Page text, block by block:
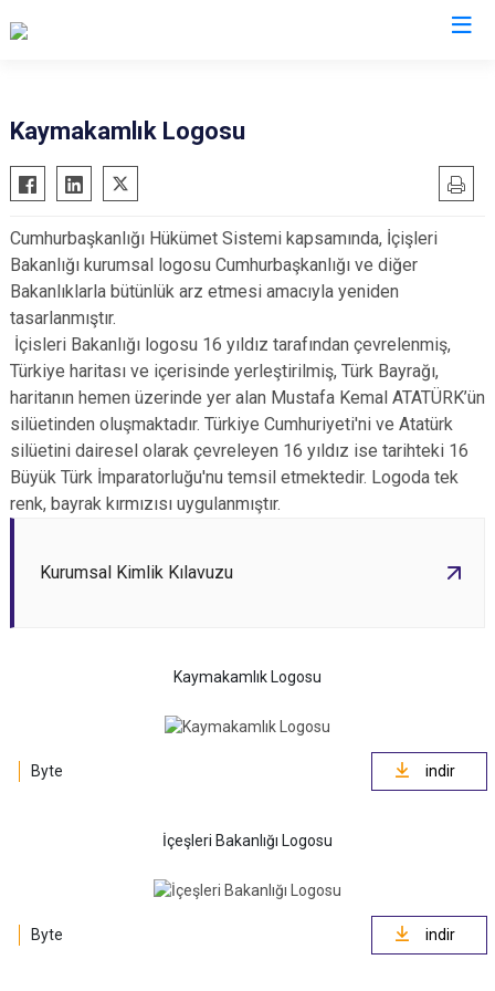
Adalar
Avcılar
Bağcılar
Bahçelievler
Bakırköy
Bayrampaşa
Beşiktaş
Beykoz
Beyoğlu
Büyükçekmece
Çatalca
Eyüpsultan
Güngören
Kadıköy
Kartal
Küçükçekmece
Maltepe
Pendik
Sarıyer
Şile
Şişli
Ümraniye
Üsküdar
Arnavutköy
Ataşehir
Başakşehir
Beylikdüzü
Çekmeköy
Kaymakamlık Logosu
Cumhurbaşkanlığı Hükümet Sistemi kapsamında, İçişleri
Bakanlığı kurumsal logosu Cumhurbaşkanlığı ve diğer
Bakanlıklarla bütünlük arz etmesi amacıyla yeniden
tasarlanmıştır.
İçisleri Bakanlığı logosu 16 yıldız tarafından çevrelenmiş,
Türkiye haritası ve içerisinde yerleştirilmiş, Türk Bayrağı,
haritanın hemen üzerinde yer alan Mustafa Kemal ATATÜRK’ün
silüetinden oluşmaktadır. Türkiye Cumhuriyeti'ni ve Atatürk
silüetini dairesel olarak çevreleyen 16 yıldız ise tarihteki 16
Büyük Türk İmparatorluğu'nu temsil etmektedir. Logoda tek
renk, bayrak kırmızısı uygulanmıştır.
Kurumsal Kimlik Kılavuzu
Kaymakamlık Logosu
Byte indir
İçeşleri Bakanlığı Logosu
Byte indir